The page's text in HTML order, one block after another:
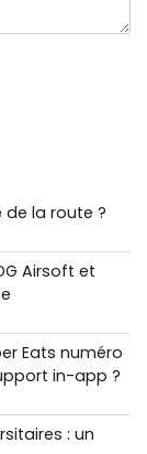
la route ?
Airsoft et
Eats numéro
in-app ?
: un